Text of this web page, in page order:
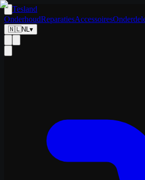
Tesland
OnderhoudReparatiesAccessoires
🇳🇱NL▾